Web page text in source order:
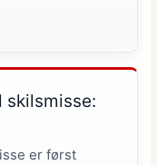
skilsmisse:
er først